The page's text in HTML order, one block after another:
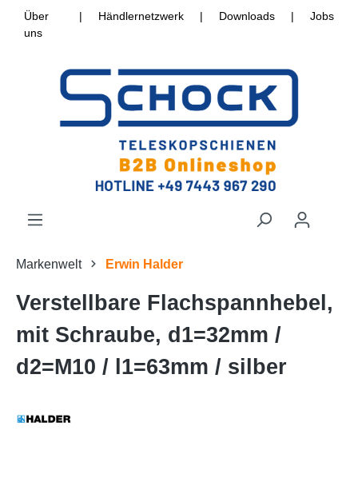
Über
uns
| Händlernetzwerk | Downloads | Jobs
Markenwelt Erwin Halder
Verstellbare Flachspannhebel,
mit Schraube, d1=32mm /
d2=M10 / l1=63mm / silber